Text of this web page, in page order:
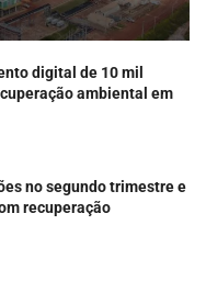
digital de 10 mil
ambiental em
no segundo trimestre e
recuperação